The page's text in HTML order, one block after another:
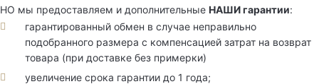
НО мы предоставляем и дополнительные НАШИ гарантии:
гарантированный обмен в случае неправильно
подобранного размера с компенсацией затрат на возврат
товара (при доставке без примерки)
увеличение срока гарантии до 1 года;